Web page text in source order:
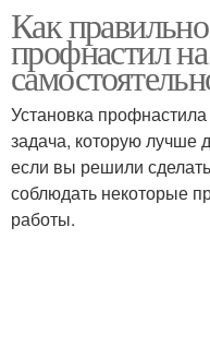
Как
профнастил
Установка
задача, которую лучше
если вы решили
соблюдать некоторые
работы.